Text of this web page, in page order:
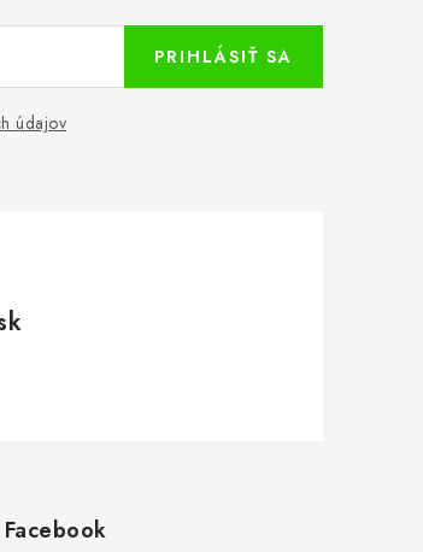
údajov
PRIHLÁSIŤ SA
Facebook